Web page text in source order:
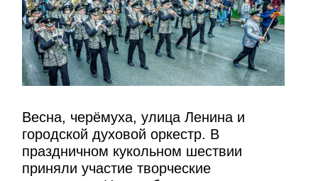
Весна, черёмуха, улица Ленина и
городской духовой оркестр. В
праздничном кукольном шествии
приняли участие творческие